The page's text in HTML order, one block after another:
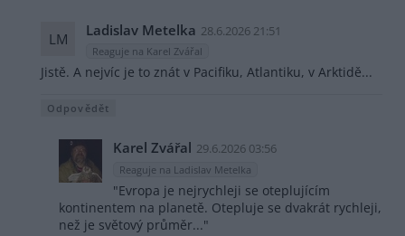
LM Ladislav Metelka 28.6.2026 21:51
Reaguje na Karel Zvářal
Jistě. A nejvíc je to znát v Pacifiku, Atlantiku, v Arktidě...
Odpovědět
Karel Zvářal 29.6.2026 03:56
Reaguje na Ladislav Metelka
"Evropa je nejrychleji se oteplujícím
kontinentem na planetě. Otepluje se dvakrát rychleji,
než je světový průměr..."